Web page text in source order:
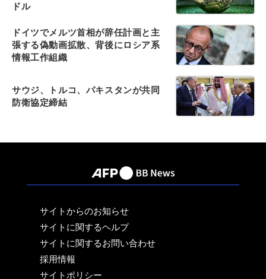
ドル
ドイツでメルツ首相が辞任計画と主
張する偽動画拡散、背後にロシア系
情報工作組織
サウジ、トルコ、パキスタンが共同
防衛協定締結
サイトからのお知らせ
サイトに関するヘルプ
サイトに関するお問い合わせ
採用情報
サイトポリシー